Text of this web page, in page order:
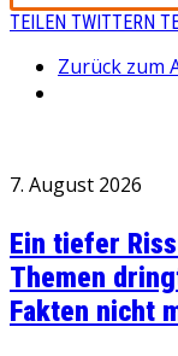
TEILEN TWITTERN
Zurück zum
7. August 2026
Ein tiefer
Themen
Fakten nicht